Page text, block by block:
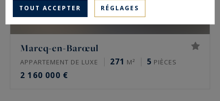
Marcq-en-Barœul
APPARTEMENT DE LUXE 271 M² 5 PIÈCES
2 160 000 €
TOUT ACCEPTER RÉGLAGES